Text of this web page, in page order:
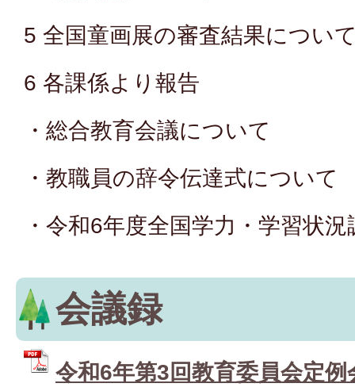
5 全国童画展の審査結果につい
6 各課係より報告
・総合教育会議について
・教職員の辞令伝達式について
・令和6年度全国学力・学習状
会議録
令和6年第3回教育委員会定